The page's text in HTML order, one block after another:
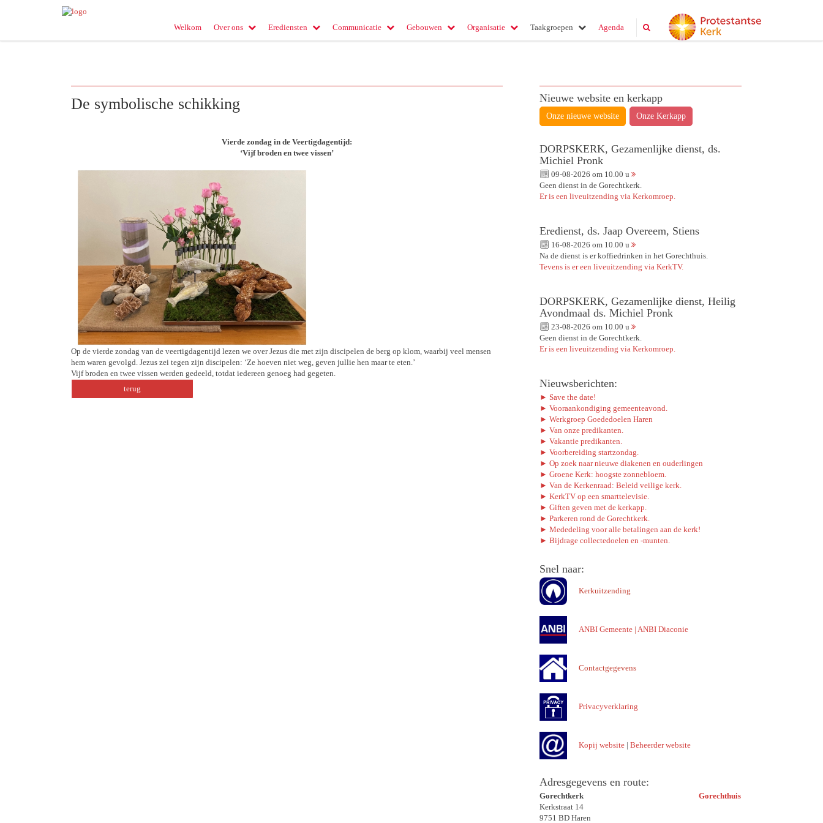
Welkom Over ons Erediensten Communicatie Gebouwen Organisatie Taakgroepen Agenda
De symbolische schikking
Vierde zondag in de Veertigdagentijd:
‘Vijf broden en twee vissen’
Op de vierde zondag van de veertigdagentijd lezen we over Jezus die met zijn discipelen de berg op klom, waarbij veel mensen
hem waren gevolgd. Jezus zei tegen zijn discipelen: ‘Ze hoeven niet weg, geven jullie hen maar te eten.’
Vijf broden en twee vissen werden gedeeld, totdat iedereen genoeg had gegeten.
terug
Nieuwe website en kerkapp
Onze nieuwe website Onze Kerkapp
DORPSKERK, Gezamenlijke dienst, ds.
Michiel Pronk
09-08-2026 om 10.00 u
Geen dienst in de Gorechtkerk.
Er is een liveuitzending via Kerkomroep.
Eredienst, ds. Jaap Overeem, Stiens
16-08-2026 om 10.00 u
Na de dienst is er koffiedrinken in het Gorechthuis.
Tevens is er een liveuitzending via KerkTV.
DORPSKERK, Gezamenlijke dienst, Heilig
Avondmaal ds. Michiel Pronk
23-08-2026 om 10.00 u
Geen dienst in de Gorechtkerk.
Er is een liveuitzending via Kerkomroep.
Nieuwsberichten:
► Save the date!
► Vooraankondiging gemeenteavond.
► Werkgroep Goededoelen Haren
► Van onze predikanten.
► Vakantie predikanten.
► Voorbereiding startzondag.
► Op zoek naar nieuwe diakenen en ouderlingen
► Groene Kerk: hoogste zonnebloem.
► Van de Kerkenraad: Beleid veilige kerk.
► KerkTV op een smarttelevisie.
► Giften geven met de kerkapp.
► Parkeren rond de Gorechtkerk.
► Mededeling voor alle betalingen aan de kerk!
► Bijdrage collectedoelen en -munten.
Snel naar:
Kerkuitzending
ANBI Gemeente |ANBI Diaconie
Contactgegevens
Privacyverklaring
Kopij website |Beheerder website
Adresgegevens en route:
Gorechtkerk
Gorechthuis
Kerkstraat 14
9751 BD Haren